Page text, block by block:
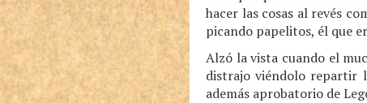
hacer las cosas al revés
picando papelitos, él que
Alzó la vista cuando el
distrajo viéndolo repartir
además aprobatorio de